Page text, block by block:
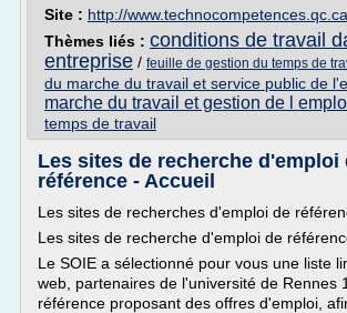
Site : http://www.technocompetences.qc.ca
Thèmes liés : conditions de travail
entreprise / feuille de gestion du temps de
du marche du travail et service public de
marche du travail et gestion de l
temps de travail
Les sites de recherche d'emploi
référence - Accueil
Les sites de recherches d'emploi de
Les sites de recherche d'emploi de
Le SOIE a sélectionné pour vous une liste
web, partenaires de l'université de Rennes
référence proposant des offres d'emploi,